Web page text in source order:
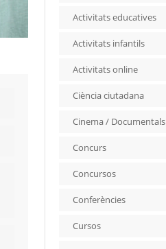
Activitats educatives
Activitats infantils
Activitats online
Ciència ciutadana
Cinema / Documentals
Concurs
Concursos
Conferències
Cursos